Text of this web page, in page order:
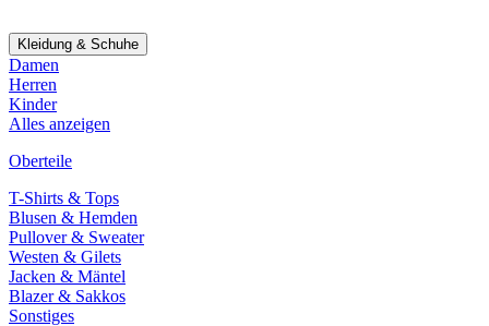
Kleidung & Schuhe
Damen
Herren
Kinder
Alles anzeigen
Oberteile
T-Shirts & Tops
Blusen & Hemden
Pullover & Sweater
Westen & Gilets
Jacken & Mäntel
Blazer & Sakkos
Sonstiges